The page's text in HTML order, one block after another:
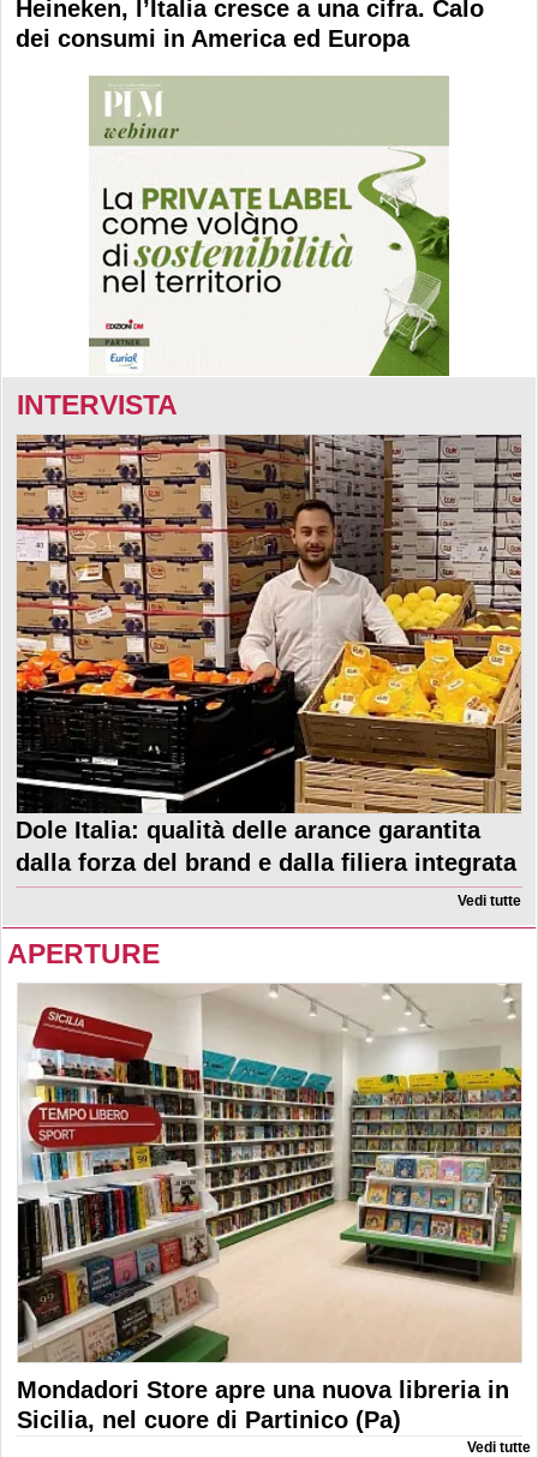
Heineken, l’Italia cresce a una cifra. Calo
dei consumi in America ed Europa
INTERVISTA
Dole Italia: qualità delle arance garantita
dalla forza del brand e dalla filiera integrata
Vedi tutte
APERTURE
Mondadori Store apre una nuova libreria in
Sicilia, nel cuore di Partinico (Pa)
Vedi tutte